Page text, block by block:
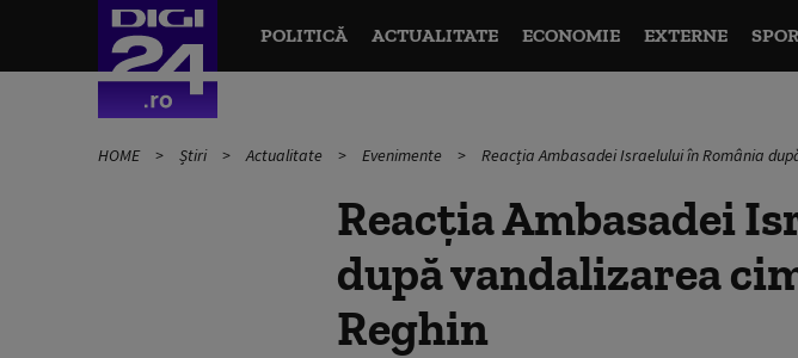
POLITICĂ ACTUALITATE ECONOMIE EXTERNE
HOME Știri Actualitate Evenimente Reacția Ambasadei Israelului în România
Reacția Ambasadei
după vandalizarea
Reghin